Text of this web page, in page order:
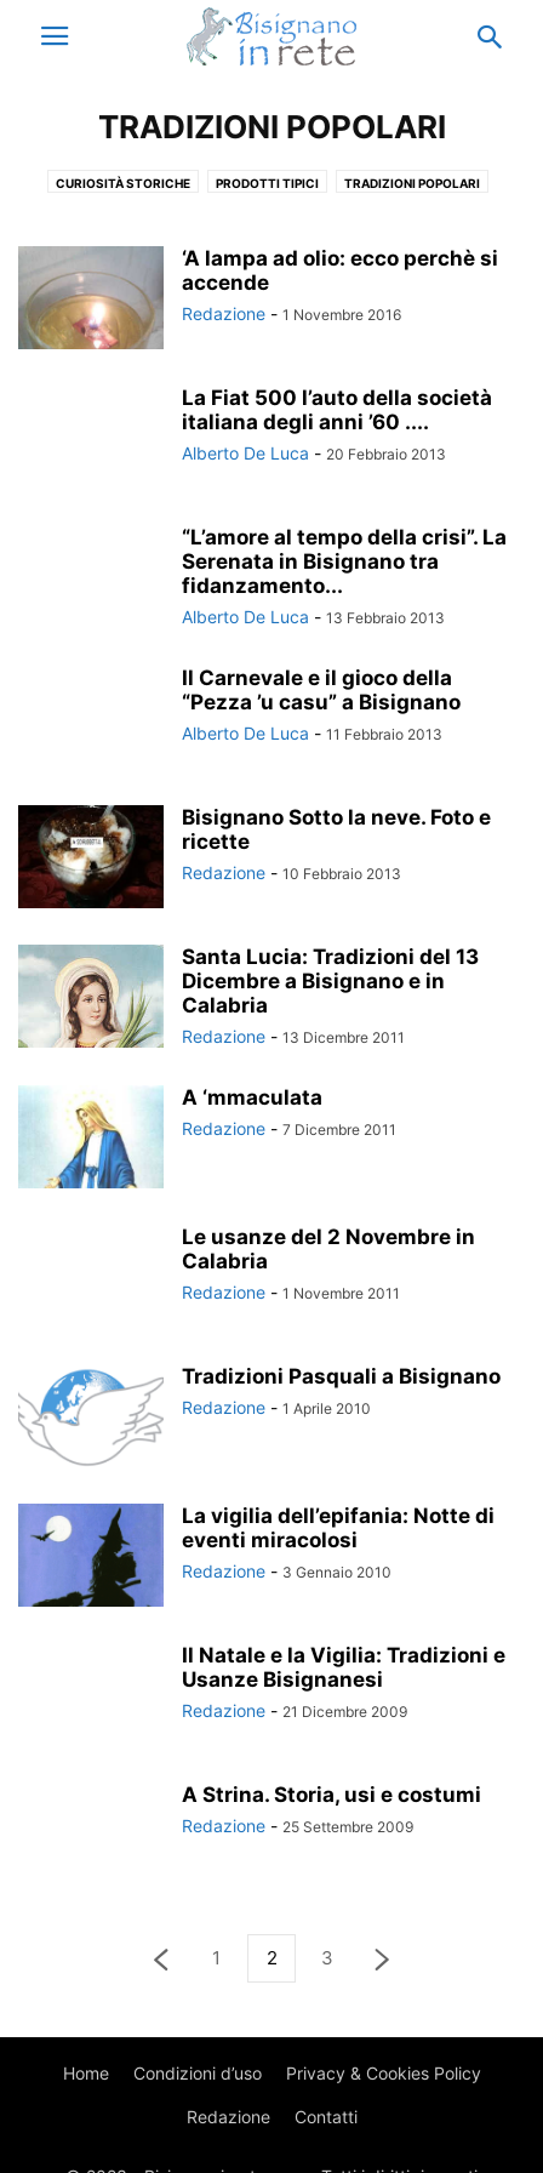
TRADIZIONI POPOLARI
CURIOSITÀ STORICHE PRODOTTI TIPICI TRADIZIONI POPOLARI
‘A lampa ad olio: ecco perchè si
accende
Redazione - 1 Novembre 2016
La Fiat 500 l’auto della società
italiana degli anni ’60 ....
Alberto De Luca - 20 Febbraio 2013
“L’amore al tempo della crisi”. La
Serenata in Bisignano tra
fidanzamento...
Alberto De Luca - 13 Febbraio 2013
Il Carnevale e il gioco della
“Pezza ’u casu” a Bisignano
Alberto De Luca - 11 Febbraio 2013
Bisignano Sotto la neve. Foto e
ricette
Redazione - 10 Febbraio 2013
Santa Lucia: Tradizioni del 13
Dicembre a Bisignano e in
Calabria
Redazione - 13 Dicembre 2011
A ‘mmaculata
Redazione - 7 Dicembre 2011
Le usanze del 2 Novembre in
Calabria
Redazione - 1 Novembre 2011
Tradizioni Pasquali a Bisignano
Redazione - 1 Aprile 2010
La vigilia dell’epifania: Notte di
eventi miracolosi
Redazione - 3 Gennaio 2010
Il Natale e la Vigilia: Tradizioni e
Usanze Bisignanesi
Redazione - 21 Dicembre 2009
A Strina. Storia, usi e costumi
Redazione - 25 Settembre 2009
1 2 3
Home Condizioni d’uso Privacy & Cookies Policy
Redazione Contatti